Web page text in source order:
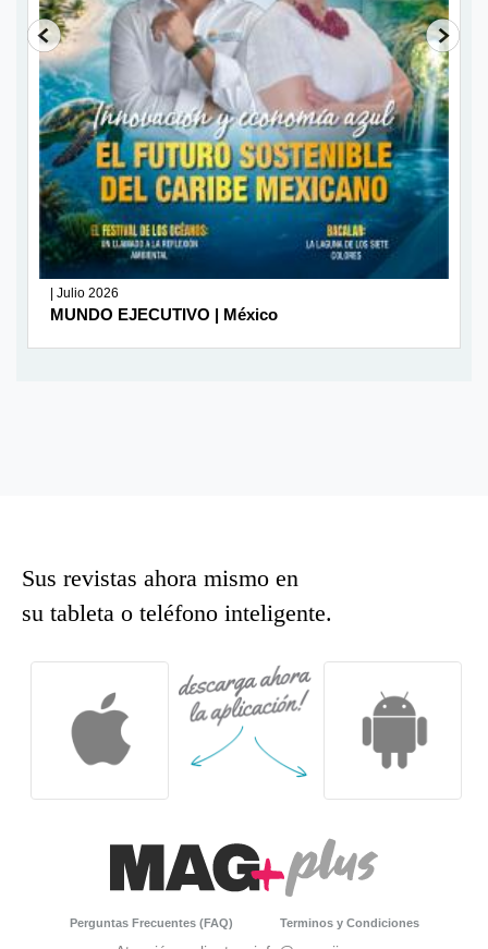
| Julio 2026
MUNDO EJECUTIVO | México
Sus revistas ahora mismo en
su tableta o teléfono inteligente.
Perguntas Frecuentes (FAQ) Terminos y Condiciones